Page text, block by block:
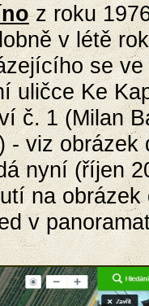
z roku
v létě
se ve
uličce Ke
č. 1 (Milan
- viz obrázek
nyní (říjen
na obrázek
v